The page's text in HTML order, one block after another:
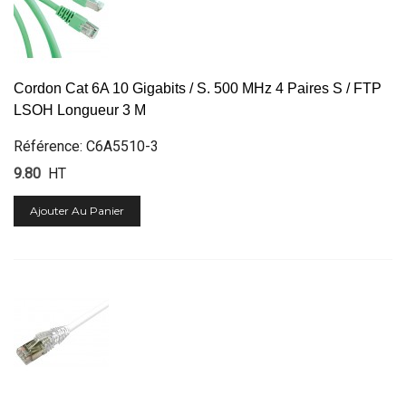
Cordon Cat 6A 10 Gigabits / S. 500 MHz 4 Paires S / FTP
LSOH Longueur 3 M
Référence: C6A5510-3
9.80 HT
Ajouter Au Panier